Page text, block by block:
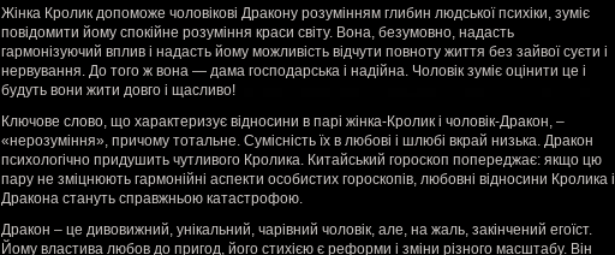
Жінка Кролик допоможе чоловікові Дракону розумінням глибин людської психіки, зуміє
повідомити йому спокійне розуміння краси світу. Вона, безумовно, надасть
гармонізуючий вплив і надасть йому можливість відчути повноту життя без зайвої суєти і
нервування. До того ж вона — дама господарська і надійна. Чоловік зуміє оцінити це і
будуть вони жити довго і щасливо!
Ключове слово, що характеризує відносини в парі жінка-Кролик і чоловік-Дракон, –
«нерозуміння», причому тотальне. Сумісність їх в любові і шлюбі вкрай низька. Дракон
психологічно придушить чутливого Кролика. Китайський гороскоп попереджає: якщо цю
пару не зміцнюють гармонійні аспекти особистих гороскопів, любовні відносини Кролика і
Дракона стануть справжньою катастрофою.
Дракон – це дивовижний, унікальний, чарівний чоловік, але, на жаль, закінчений егоїст.
Йому властива любов до пригод, його стихією є реформи і зміни різного масштабу. Він